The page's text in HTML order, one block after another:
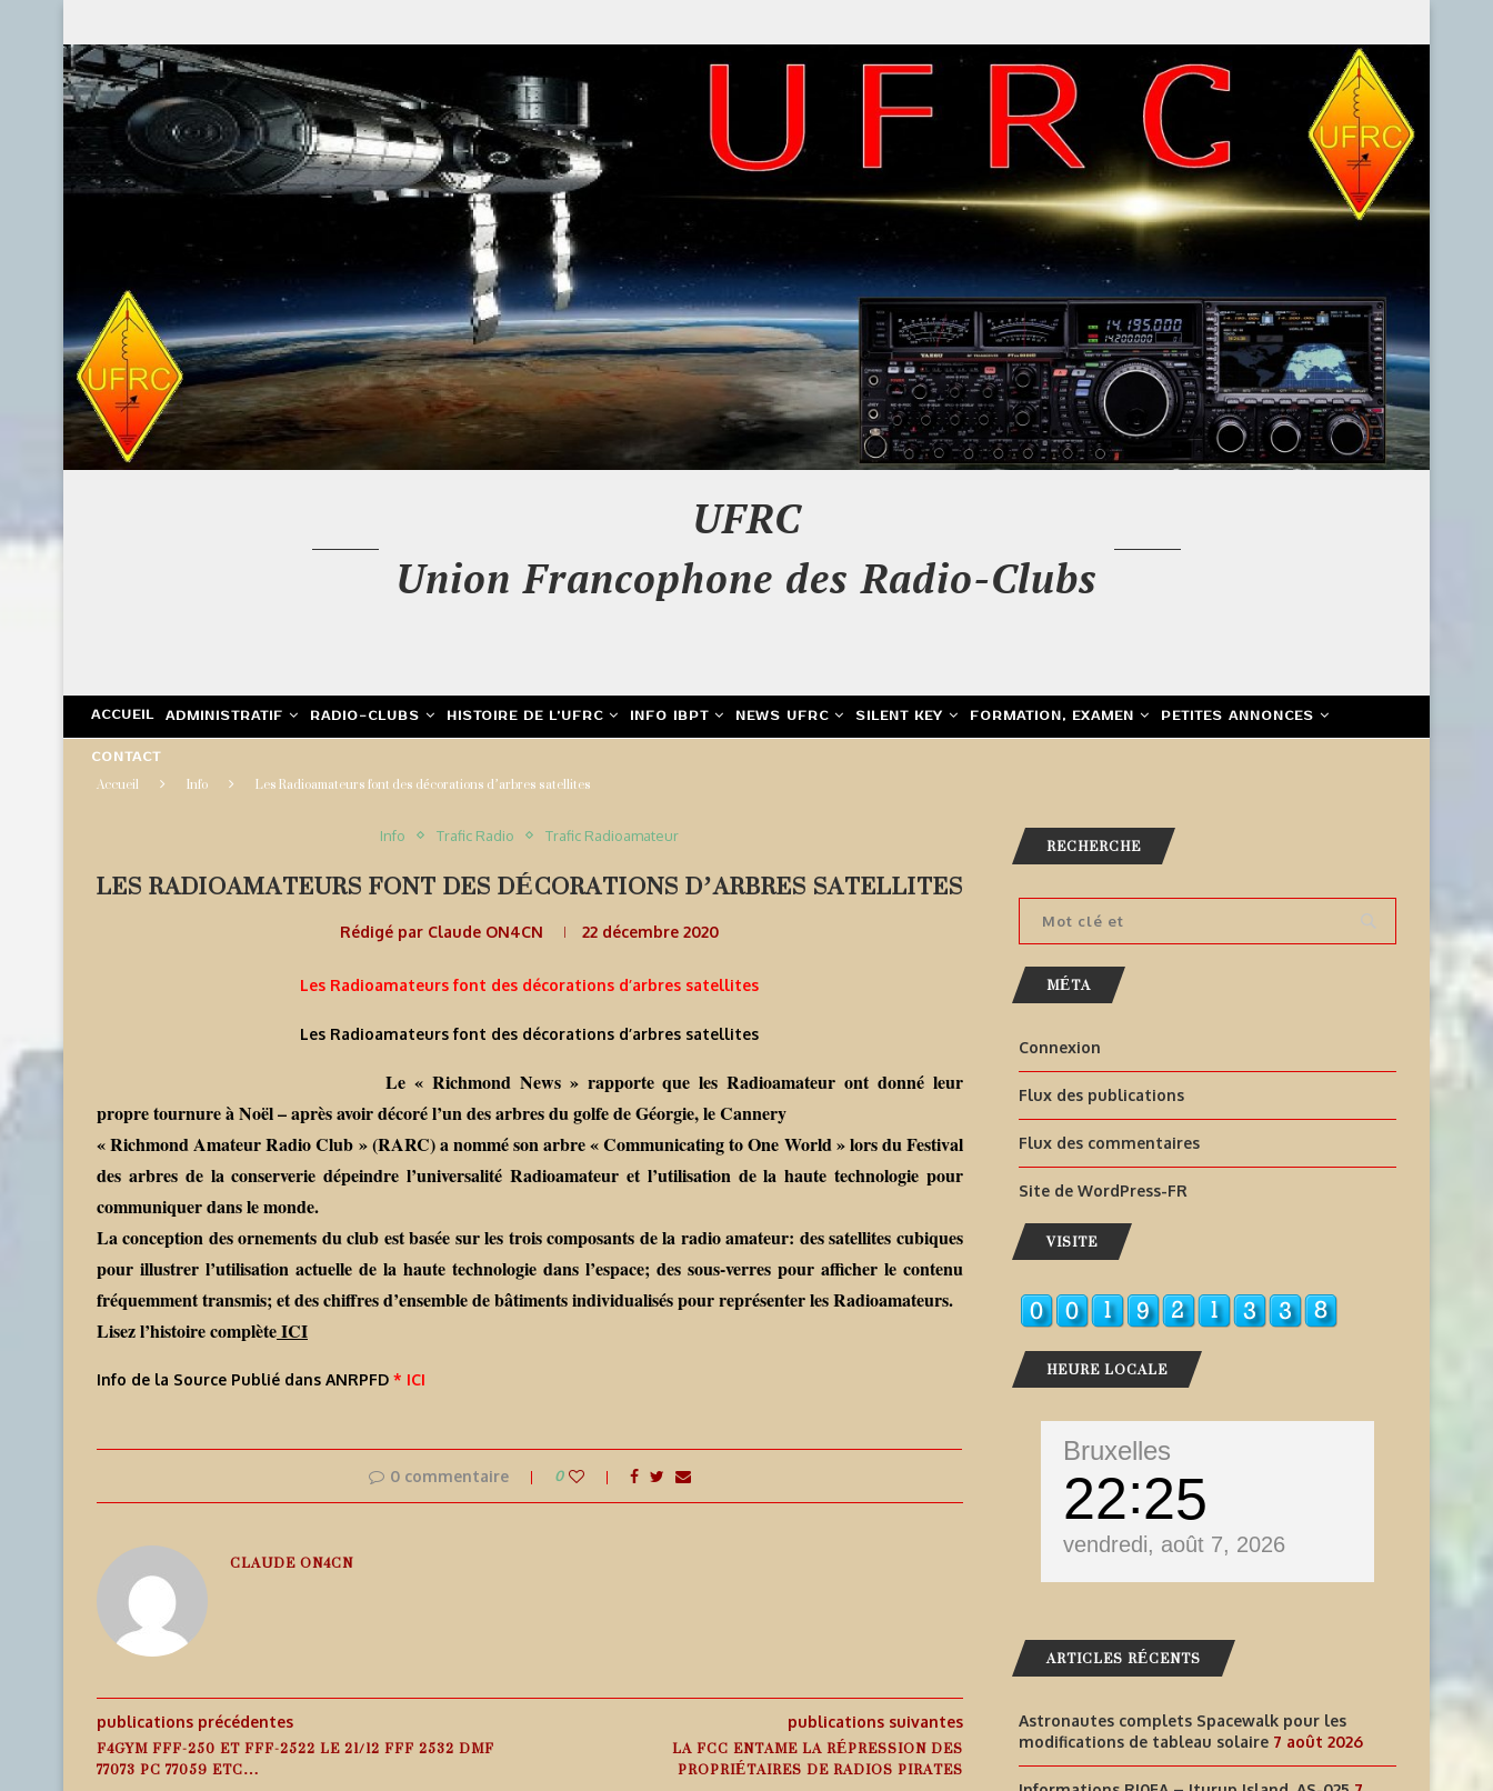
UFRC
Union Francophone des Radio-Clubs
ACCUEIL ADMINISTRATIF RADIO-CLUBS HISTOIRE DE L’UFRC INFO IBPT NEWS UFRC SILENT KEY FORMATION, EXAMEN PETITES ANNONCES
CONTACT
Accueil Info Les Radioamateurs font des décorations d’arbres satellites
Info Trafic Radio Trafic Radioamateur
LES RADIOAMATEURS FONT DES DÉCORATIONS D’ARBRES SATELLITES
Rédigé par Claude ON4CN 22 décembre 2020
Les Radioamateurs font des décorations d’arbres satellites
Les Radioamateurs font des décorations d’arbres satellites
Le « Richmond News » rapporte que les Radioamateur ont donné leur
propre tournure à Noël – après avoir décoré l’un des arbres du golfe de Géorgie, le Cannery
« Richmond Amateur Radio Club » (RARC) a nommé son arbre « Communicating to One World » lors du Festival
des arbres de la conserverie dépeindre l’universalité Radioamateur et l’utilisation de la haute technologie pour
communiquer dans le monde.
La conception des ornements du club est basée sur les trois composants de la radio amateur: des satellites cubiques
pour illustrer l’utilisation actuelle de la haute technologie dans l’espace; des sous-verres pour afficher le contenu
fréquemment transmis; et des chiffres d’ensemble de bâtiments individualisés pour représenter les Radioamateurs.
Lisez l’histoire complèteICI
Info de la Source Publié dans ANRPFD * ICI
0 commentaire 0
CLAUDE ON4CN
publications précédentes
F4GYM FFF-250 ET FFF-2522 LE 21/12 FFF 2532 DMF
77073 PC 77059 ETC…
publications suivantes
LA FCC ENTAME LA RÉPRESSION DES
PROPRIÉTAIRES DE RADIOS PIRATES
RECHERCHE
MÉTA
Connexion
Flux des publications
Flux des commentaires
Site de WordPress-FR
VISITE
HEURE LOCALE
Bruxelles
22 25
vendredi, août 7, 2026
ARTICLES RÉCENTS
Astronautes complets Spacewalk pour les
modifications de tableau solaire 7 août 2026